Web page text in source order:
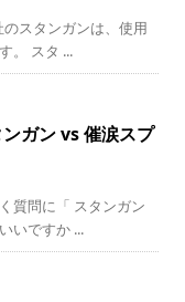
スタンガンは、使用
。 スタ ...
ガン vs 催涙スプ
質問に「 スタンガン
いですか ...